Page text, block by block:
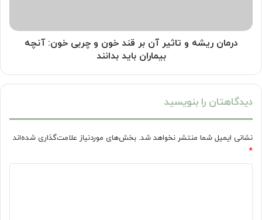
و
بیماران
بدانند
درمان ریشه و تاثیر آن بر قند خون و چربی خون: آنچه
بیماران باید بدانند
دیدگاهتان را بنویسید
نشانی ایمیل شما منتشر نخواهد شد. بخش‌های موردنیاز علامت‌گذاری شده‌اند
*